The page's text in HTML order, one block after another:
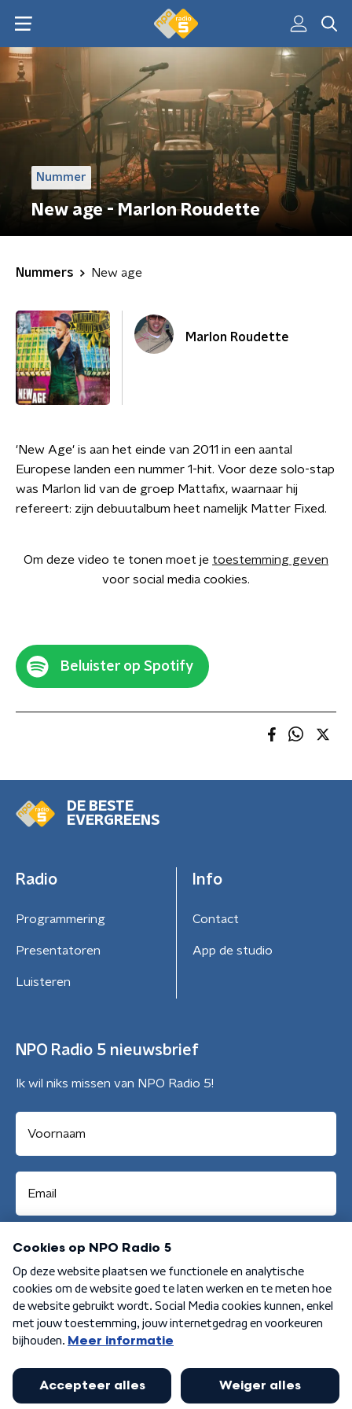
Nummer
New age - Marlon Roudette
Nummers New age
Marlon Roudette
'New Age' is aan het einde van 2011 in een aantal
Europese landen een nummer 1-hit. Voor deze solo-stap
was Marlon lid van de groep Mattafix, waarnaar hij
refereert: zijn debuutalbum heet namelijk Matter Fixed.
Om deze video te tonen moet je toestemming geven
voor social media cookies.
Beluister op Spotify
DE BESTE
EVERGREENS
Radio
Programmering
Presentatoren
Luisteren
Info
Contact
App de studio
NPO Radio 5 nieuwsbrief
Ik wil niks missen van NPO Radio 5!
Aanmelden
Algemene voorwaarden